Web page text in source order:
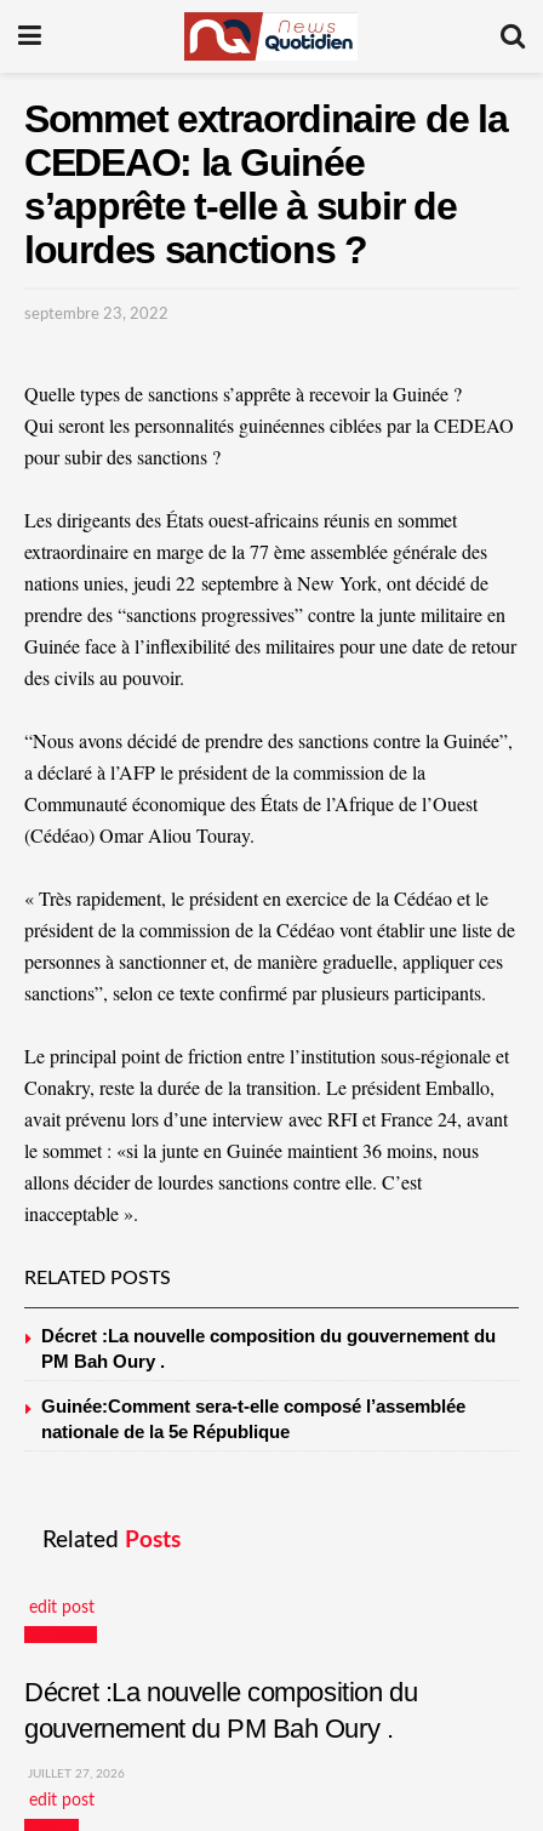
Sommet extraordinaire de la
CEDEAO: la Guinée
s’apprête t-elle à subir de
lourdes sanctions ?
septembre 23, 2022
Quelle types de sanctions s’apprête à recevoir la Guinée ?
Qui seront les personnalités guinéennes ciblées par la CEDEAO
pour subir des sanctions ?
Les dirigeants des États ouest-africains réunis en sommet
extraordinaire en marge de la 77 ème assemblée générale des
nations unies, jeudi 22 septembre à New York, ont décidé de
prendre des “sanctions progressives” contre la junte militaire en
Guinée face à l’inflexibilité des militaires pour une date de retour
des civils au pouvoir.
“Nous avons décidé de prendre des sanctions contre la Guinée”,
a déclaré à l’AFP le président de la commission de la
Communauté économique des États de l’Afrique de l’Ouest
(Cédéao) Omar Aliou Touray.
« Très rapidement, le président en exercice de la Cédéao et le
président de la commission de la Cédéao vont établir une liste de
personnes à sanctionner et, de manière graduelle, appliquer ces
sanctions”, selon ce texte confirmé par plusieurs participants.
Le principal point de friction entre l’institution sous-régionale et
Conakry, reste la durée de la transition. Le président Emballo,
avait prévenu lors d’une interview avec RFI et France 24, avant
le sommet : «si la junte en Guinée maintient 36 moins, nous
allons décider de lourdes sanctions contre elle. C’est
inacceptable ».
RELATED POSTS
Décret :La nouvelle composition du gouvernement du
PM Bah Oury .
Guinée:Comment sera-t-elle composé l’assemblée
nationale de la 5e République
Related Posts
edit post
Décret :La nouvelle composition du
gouvernement du PM Bah Oury .
JUILLET 27, 2026
edit post